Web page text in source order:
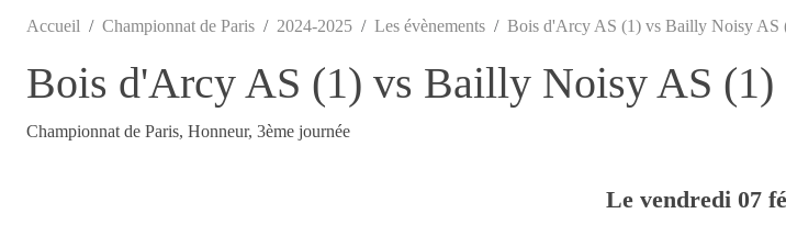
Accueil Championnat de Paris 2024-2025 Les évènements Bois d'Arcy AS (1) vs Bailly Noisy AS
Bois d'Arcy AS (1) vs Bailly Noisy AS (1)
Championnat de Paris, Honneur, 3ème journée
Le vendredi 07